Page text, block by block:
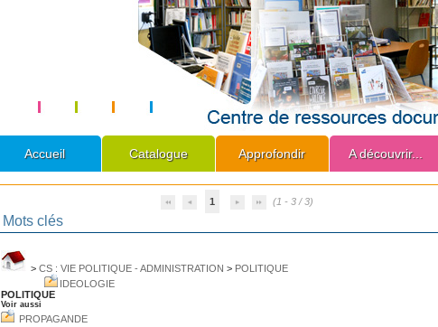
Accueil Catalogue Approfondir A découvrir...
1 (1 - 3 / 3)
Mots clés
> CS : VIE POLITIQUE - ADMINISTRATION > POLITIQUE
IDEOLOGIE
POLITIQUE
Voir aussi
PROPAGANDE